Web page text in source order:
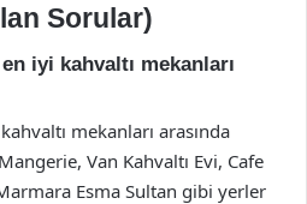
Sorular)
iyi kahvaltı mekanları
mekanları arasında
Van Kahvaltı Evi, Cafe
Esma Sultan gibi yerler